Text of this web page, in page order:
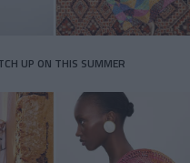
UP ON THIS SUMMER